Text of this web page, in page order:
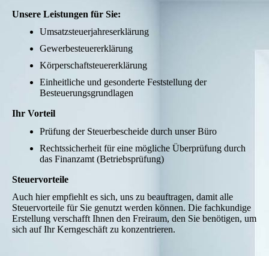
Unsere Leistungen für Sie:
Umsatzsteuerjahreserklärung
Gewerbesteuererklärung
Körperschaftsteuererklärung
Einheitliche und gesonderte Feststellung der
Besteuerungsgrundlagen
Ihr Vorteil
Prüfung der Steuerbescheide durch unser Büro
Rechtssicherheit für eine mögliche Überprüfung durch
das Finanzamt (Betriebsprüfung)
Steuervorteile
Auch hier empfiehlt es sich, uns zu beauftragen, damit alle
Steuervorteile für Sie genutzt werden können. Die fachkundige
Erstellung verschafft Ihnen den Freiraum, den Sie benötigen, um
sich auf Ihr Kerngeschäft zu konzentrieren.